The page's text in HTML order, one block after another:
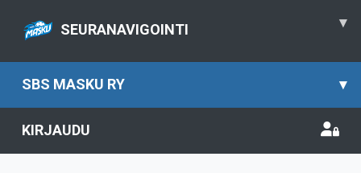
SEURANAVIGOINTI ▾
SBS MASKU RY ▾
KIRJAUDU